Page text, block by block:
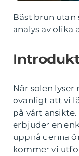
Bäst brun utan
analys av olika
När solen
ovanligt att vi
på vårt
erbjuder en
uppnå denna
kommer vi